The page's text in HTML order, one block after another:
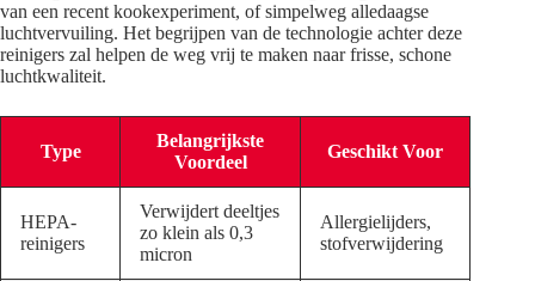
van een recent kookexperiment, of simpelweg alledaagse
luchtvervuiling. Het begrijpen van de technologie achter deze
reinigers zal helpen de weg vrij te maken naar frisse, schone
luchtkwaliteit.
Type
Belangrijkste
Voordeel
Geschikt Voor
HEPA-
reinigers
Verwijdert deeltjes
zo klein als 0,3
micron
Allergielijders,
stofverwijdering